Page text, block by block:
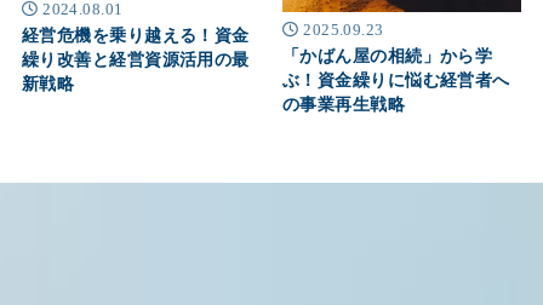
2024.08.01
経営危機を乗り越える！資金
繰り改善と経営資源活用の最
新戦略
2025.09.23
「かばん屋の相続」から学
ぶ！資金繰りに悩む経営者へ
の事業再生戦略